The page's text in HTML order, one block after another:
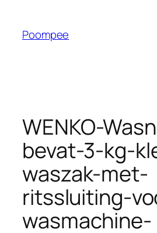
Poompee
WENKO-
bevat-3-kg-
waszak-met-
ritssluiting-
wasmachine-